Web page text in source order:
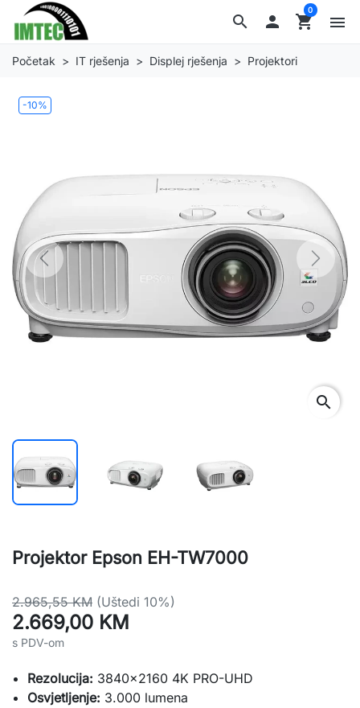
search  shopping_cart
0
menu
Početak IT rješenja Displej rješenja Projektori
-10%
Previous Next
search
Projektor Epson EH-TW7000
2.965,55 KM (Uštedi 10%)
2.669,00 KM
s PDV-om
Rezolucija: 3840x2160 4K PRO-UHD
Osvjetljenje: 3.000 lumena